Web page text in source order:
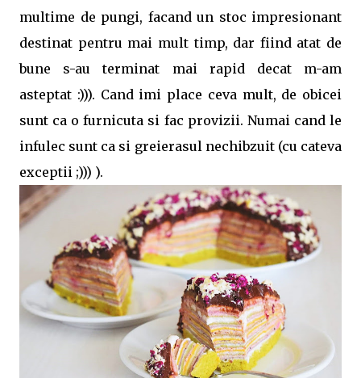
multime de pungi, facand un stoc impresionant
destinat pentru mai mult timp, dar fiind atat de
bune s-au terminat mai rapid decat m-am
asteptat :))). Cand imi place ceva mult, de obicei
sunt ca o furnicuta si fac provizii. Numai cand le
infulec sunt ca si greierasul nechibzuit (cu cateva
exceptii ;))) ).